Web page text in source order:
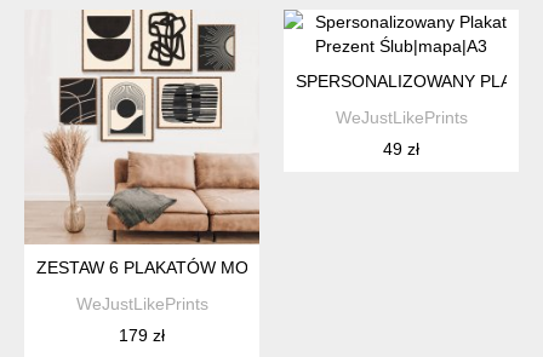
ZESTAW 6 PLAKATÓW MODERN ART
WeJustLikePrints
179 zł
SPERSONALIZOWANY
WeJustLikePrints
49 zł